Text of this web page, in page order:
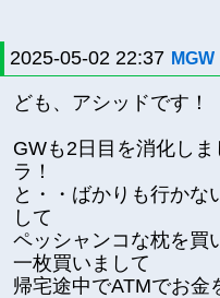
2025-05-02 22:37 MGW
ども、アシッドです！
GWも2日目を消化し
ラ！
と・・ばかりも行かな
して
ペッシャンコな枕を買
一枚買いまして
帰宅途中でATMでお金